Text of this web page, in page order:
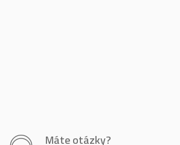
Máte otázky?